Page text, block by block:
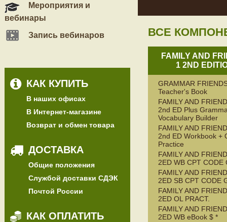
Мероприятия и
вебинары
Запись вебинаров
КАК КУПИТЬ
В наших офисах
В Интернет-магазине
Возврат и обмен товара
ДОСТАВКА
Общие положения
Службой доставки СДЭК
Почтой России
КАК ОПЛАТИТЬ
ВСЕ
FAMILY AND
1 2ND
GRAMMAR
Teacher's Book
FAMILY AND
2nd ED Plus
Vocabulary Builder
FAMILY AND
2nd ED Workbook +
Practice
FAMILY AND
2ED WB CPT CODE
FAMILY AND
2ED SB CPT CODE
FAMILY AND
2ED OL PRACT.
FAMILY AND
2ED WB eBook $ *